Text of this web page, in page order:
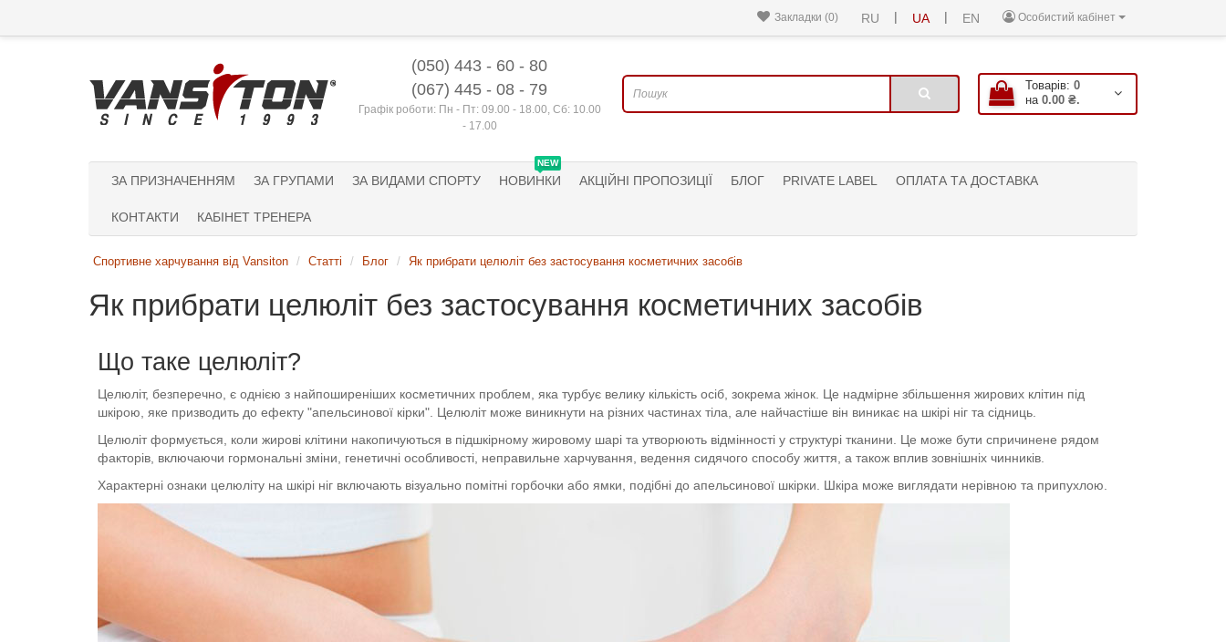
Особистий кабінет
RU | UA | EN
Закладки (0)
(050) 443 - 60 - 80
(067) 445 - 08 - 79
Графік роботи: Пн - Пт: 09.00 - 18.00, Сб: 10.00
- 17.00
Товарів: 0
на 0.00 ₴.
ЗА ПРИЗНАЧЕННЯМ ЗА ГРУПАМИ ЗА ВИДАМИ СПОРТУ
NEW
НОВИНКИ АКЦІЙНІ ПРОПОЗИЦІЇ БЛОГ PRIVATE LABEL ОПЛАТА ТА ДОСТАВКА
КОНТАКТИ КАБІНЕТ ТРЕНЕРА
Спортивне харчування від Vansiton Статті Блог Як прибрати целюліт без застосування косметичних засобів
Як прибрати целюліт без застосування косметичних засобів
Що таке целюліт?
Целюліт, безперечно, є однією з найпоширеніших косметичних проблем, яка турбує велику кількість осіб, зокрема жінок. Це надмірне збільшення жирових клітин під
шкірою, яке призводить до ефекту "апельсинової кірки". Целюліт може виникнути на різних частинах тіла, але найчастіше він виникає на шкірі ніг та сідниць.
Целюліт формується, коли жирові клітини накопичуються в підшкірному жировому шарі та утворюють відмінності у структурі тканини. Це може бути спричинене рядом
факторів, включаючи гормональні зміни, генетичні особливості, неправильне харчування, ведення сидячого способу життя, а також вплив зовнішніх чинників.
Характерні ознаки целюліту на шкірі ніг включають візуально помітні горбочки або ямки, подібні до апельсинової шкірки. Шкіра може виглядати нерівною та припухлою.